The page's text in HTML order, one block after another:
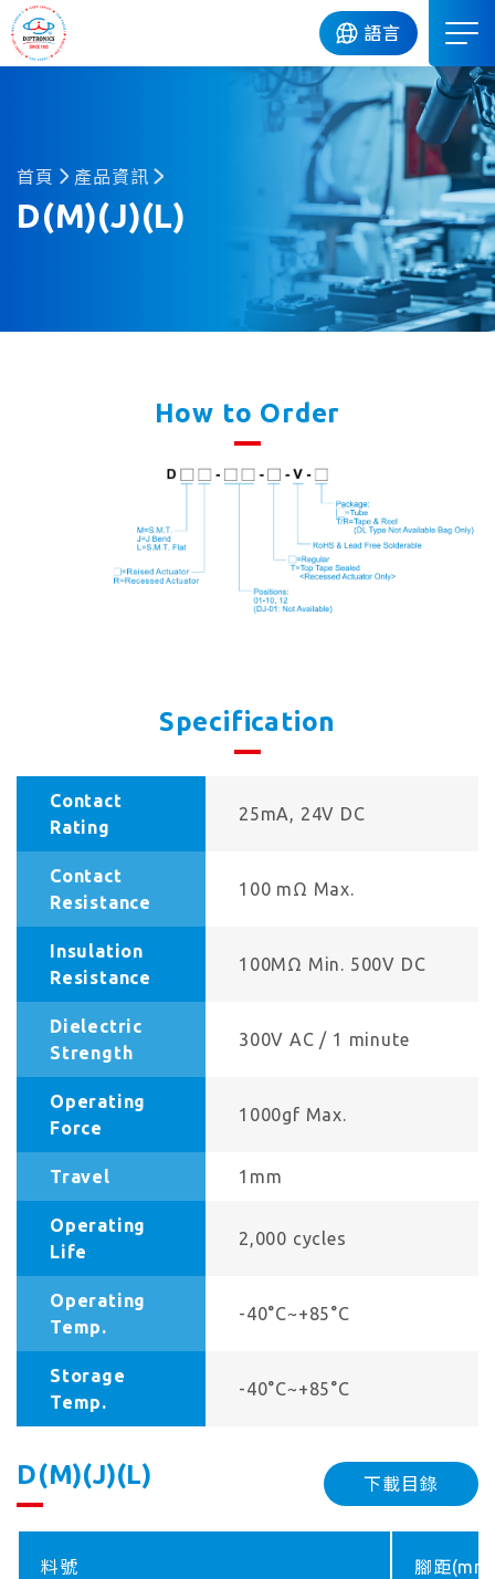
語言
首頁 產品資訊
D(M)(J)(L)
How to Order
Specification
Contact
Rating
25mA, 24V DC
Contact
Resistance
100 mΩ Max.
Insulation
Resistance
100MΩ Min. 500V DC
Dielectric
Strength
300V AC / 1 minute
Operating
Force
1000gf Max.
Travel 1mm
Operating
Life
2,000 cycles
Operating
Temp.
-40°C~+85°C
Storage
Temp.
-40°C~+85°C
D(M)(J)(L) 下載目錄
料號 腳距